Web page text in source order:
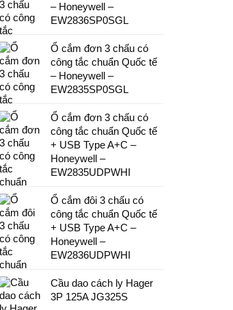
– Honeywell –
EW2836SP0SGL
Ổ cắm đơn 3 chấu có
công tắc chuẩn Quốc tế
– Honeywell –
EW2835SP0SGL
Ổ cắm đơn 3 chấu có
công tắc chuẩn Quốc tế
+ USB Type A+C –
Honeywell –
EW2835UDPWHI
Ổ cắm đôi 3 chấu có
công tắc chuẩn Quốc tế
+ USB Type A+C –
Honeywell –
EW2836UDPWHI
Cầu dao cách ly Hager
3P 125A JG325S